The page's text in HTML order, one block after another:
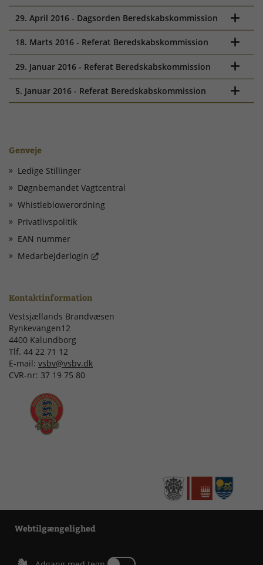
29. April 2016 - Dagsorden Beredskabskommission
18. Marts 2016 - Referat Beredskabskommission
29. Januar 2016 - Referat Beredskabskommission
5. Januar 2016 - Referat Beredskabskommission
Genveje
Ledige Stillinger
Døgnbemandet Vagtcentral
Whistleblowerordning
Privatlivspolitik
EAN nummer
Medarbejderlogin
Kontaktinformation
Vestsjællands Brandvæsen
Rynkevangen12
4400 Kalundborg
Tlf. 44 22 71 12
E-mail: vsbv@vsbv.dk
CVR-nr: 37 19 75 80
Webtilgængelighed